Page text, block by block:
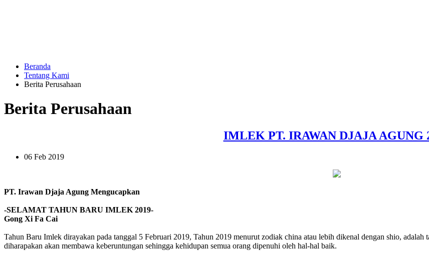
Beranda
Tentang Kami
Berita Perusahaan
Berita Perusahaan
IMLEK PT. IRAWAN DJAJA AGUNG
06 Feb 2019
PT. Irawan Djaja Agung Mengucapkan
-SELAMAT TAHUN BARU IMLEK 2019-
Gong Xi Fa Cai
Tahun Baru Imlek dirayakan pada tanggal 5 Februari 2019, Tahun 2019 menurut zodiak china atau lebih dikenal dengan shio, adalah
diharapakan akan membawa keberuntungan sehingga kehidupan semua orang dipenuhi oleh hal-hal baik.